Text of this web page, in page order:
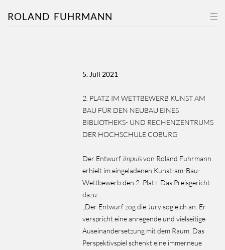
ROLAND FUHRMANN
5. Juli 2021
2. PLATZ IM WETTBEWERB KUNST AM
BAU FÜR DEN NEUBAU EINES
BIBLIOTHEKS- UND RECHENZENTRUMS
DER HOCHSCHULE COBURG
Der Entwurf ïmpulsvon Roland Fuhrmann
erhielt im eingeladenen Kunst-am-Bau-
Wettbewerb den 2. Platz. Das Preisgericht
dazu:
„Der Entwurf zog die Jury sogleich an. Er
verspricht eine anregende und vielseitige
Auseinandersetzung mit dem Raum. Das
Perspektivspiel schenkt eine immerneue